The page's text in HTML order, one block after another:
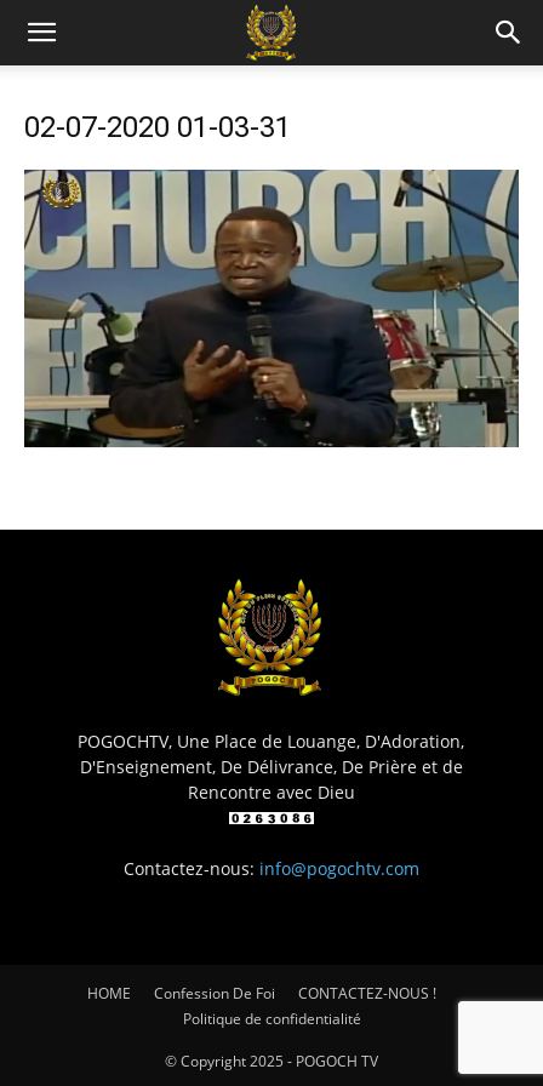
02-07-2020 01-03-31
POGOCHTV, Une Place de Louange, D'Adoration,
D'Enseignement, De Délivrance, De Prière et de
Rencontre avec Dieu
Contactez-nous: info@pogochtv.com
HOME Confession De Foi
CONTACTEZ-NOUS !
Politique de confidentialité
© Copyright 2025 - POGOCH TV